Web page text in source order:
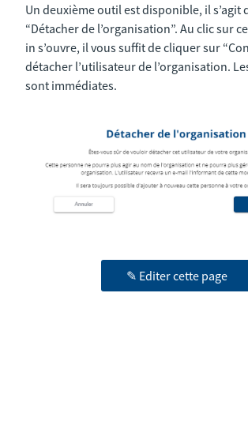
Un deuxième outil est disponible, il s’agit
“Détacher de l’organisation”. Au clic sur
in s’ouvre, il vous suffit de cliquer sur
détacher l’utilisateur de l’organisation.
sont immédiates.
✎ Editer cette page